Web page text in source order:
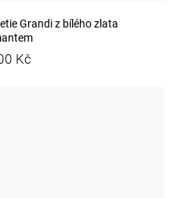
Grandi z bílého zlata
Kč